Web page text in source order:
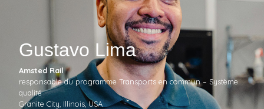
Gustavo Lima
Amsted Rail
responsable du programme Transports en commun – Système
qualité
Granite City, Illinois, USA